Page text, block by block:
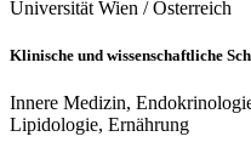
Universität Wien / Österreich
Klinische und wissenschaftliche
Innere Medizin,
Lipidologie, Ernährung